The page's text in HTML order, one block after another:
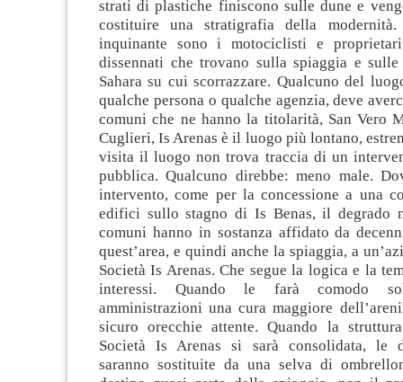
strati di plastiche finiscono sulle dune e
costituire una stratigrafia della
inquinante sono i motociclisti e
dissennati che trovano sulla spiaggia e
Sahara su cui scorrazzare. Qualcuno del
qualche persona o qualche agenzia, deve
comuni che ne hanno la titolarità, San Vero
Cuglieri, Is Arenas è il luogo più lontano,
visita il luogo non trova traccia di un
pubblica. Qualcuno direbbe: meno male.
intervento, come per la concessione a una
edifici sullo stagno di Is Benas, il degrado
comuni hanno in sostanza affidato da
quest’area, e quindi anche la spiaggia, a
Società Is Arenas. Che segue la logica e la
interessi. Quando le farà comodo
amministrazioni una cura maggiore
sicuro orecchie attente. Quando la
Società Is Arenas si sarà consolidata, le
saranno sostituite da una selva di